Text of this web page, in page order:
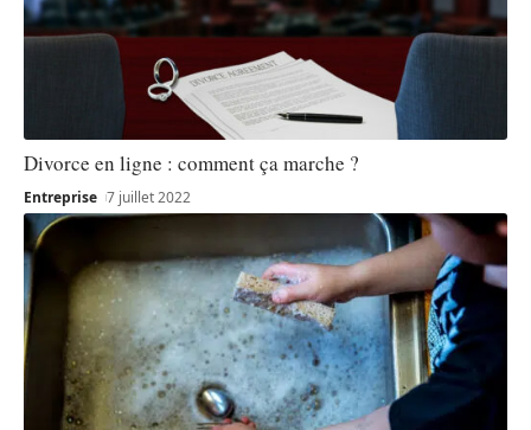
Divorce en ligne : comment ça marche ?
Entreprise 7 juillet 2022